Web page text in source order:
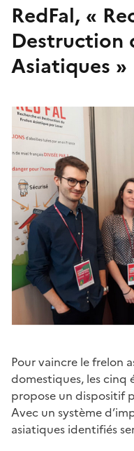
RedFal, «
Destruction
Asiatiques »
Pour vaincre le frelon
domestiques, les cinq
propose un dispositif
Avec un système
asiatiques identifiés